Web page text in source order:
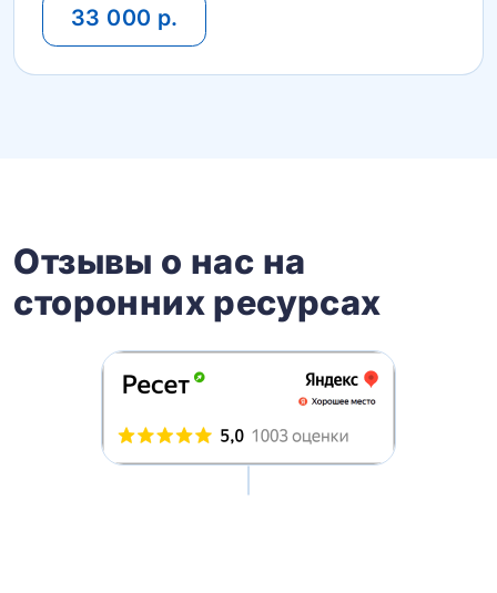
33 000 р.
Отзывы о нас на
сторонних ресурсах